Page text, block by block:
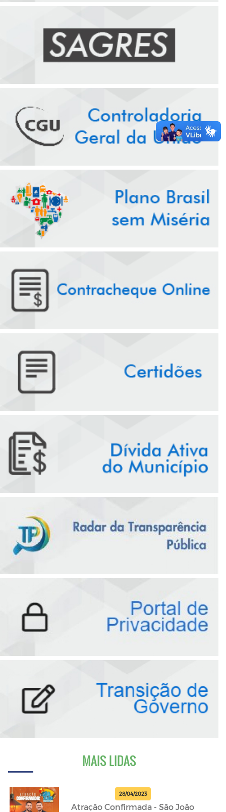
MAIS LIDAS
28/04/2023
Atração Confirmada - São João